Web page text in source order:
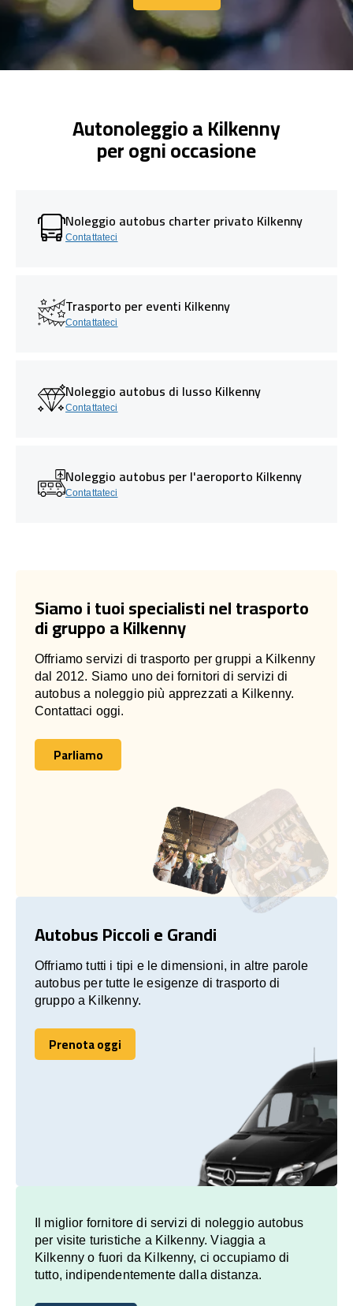
Contattaci
Autonoleggio a Kilkenny
per ogni occasione
Noleggio autobus charter privato Kilkenny
Contattateci
Trasporto per eventi Kilkenny
Contattateci
Noleggio autobus di lusso Kilkenny
Contattateci
Noleggio autobus per l'aeroporto Kilkenny
Contattateci
Siamo i tuoi specialisti nel trasporto
di gruppo a Kilkenny
Offriamo servizi di trasporto per gruppi a Kilkenny
dal 2012. Siamo uno dei fornitori di servizi di
autobus a noleggio più apprezzati a Kilkenny.
Contattaci oggi.
Parliamo
Parliamo
Autobus Piccoli e Grandi
Offriamo tutti i tipi e le dimensioni, in altre parole
autobus per tutte le esigenze di trasporto di
gruppo a Kilkenny.
Prenota oggi
Prenota oggi
Il miglior fornitore di servizi di noleggio autobus
per visite turistiche a Kilkenny. Viaggia a
Kilkenny o fuori da Kilkenny, ci occupiamo di
tutto, indipendentemente dalla distanza.